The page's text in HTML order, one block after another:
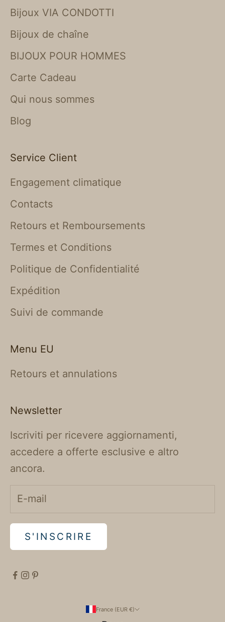
Bijoux VIA CONDOTTI
Bijoux de chaîne
BIJOUX POUR HOMMES
Carte Cadeau
Qui nous sommes
Blog
Service Client
Engagement climatique
Contacts
Retours et Remboursements
Termes et Conditions
Politique de Confidentialité
Expédition
Suivi de commande
Menu EU
Retours et annulations
Newsletter
Iscriviti per ricevere aggiornamenti,
accedere a offerte esclusive e altro
ancora.
S'INSCRIRE
France (EUR €)